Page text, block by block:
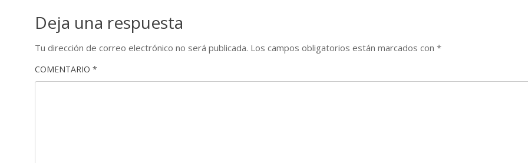
Deja una respuesta
Tu dirección de correo electrónico no será publicada. Los campos obligatorios están marcados con *
COMENTARIO *